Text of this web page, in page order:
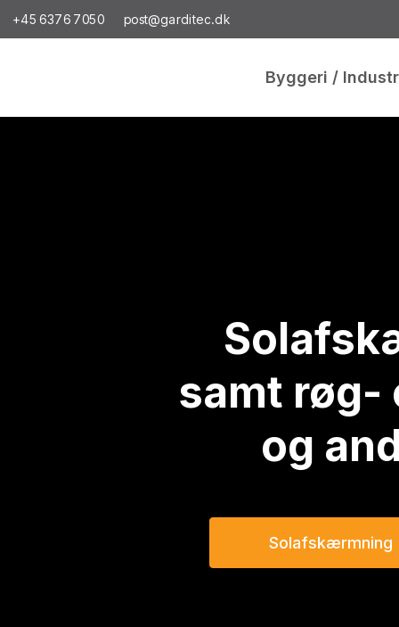
+45 6376 7050 post@garditec.dk
Byggeri /
samt røg-
og
Solafskærmning